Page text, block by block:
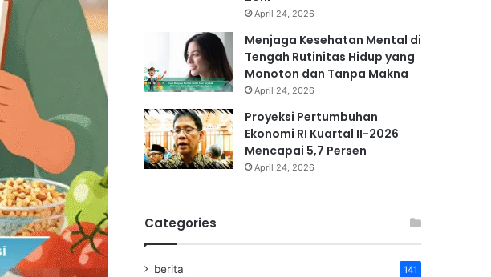
April 24, 2026
Menjaga Kesehatan Mental di
Tengah Rutinitas Hidup yang
Monoton dan Tanpa Makna
April 24, 2026
Proyeksi Pertumbuhan
Ekonomi RI Kuartal II-2026
Mencapai 5,7 Persen
April 24, 2026
Categories
berita 141